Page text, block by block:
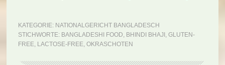
Bhaji
KATEGORIE: NATIONALGERICHT BANGLADESCH
STICHWORTE: BANGLADESHI FOOD, BHINDI BHAJI , GLUTEN-
FREE, LACTOSE-FREE, OKRASCHOTEN